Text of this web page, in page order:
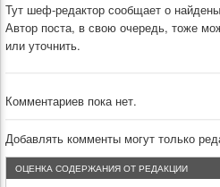
Тут шеф-редактор сообщает о
Автор поста, в свою очередь, тоже
или уточнить.
Комментариев пока нет.
Добавлять комменты могут только
ОЦЕНКА СОДЕРЖАНИЯ ОТ РЕДАКЦИИ